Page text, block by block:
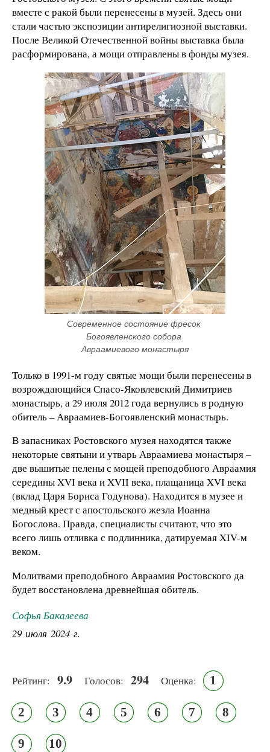
вместе с ракой были перенесены в музей. Здесь они
стали частью экспозиции антирелигиозной выставки.
После Великой Отечественной войны выставка была
расформирована, а мощи отправлены в фонды музея.
Современное состояние фресок
Богоявленского собора
Авраамиевого монастыря
Только в 1991-м году святые мощи были перенесены в
возрождающийся Спасо-Яковлевский Димитриев
монастырь, а 29 июля 2012 года вернулись в родную
обитель – Авраамиев-Богоявленский монастырь.
В запасниках Ростовского музея находятся также
некоторые святыни и утварь Авраамиева монастыря –
две вышитые пелены с мощей преподобного Авраамия
середины XVI века и XVII века, плащаница XVI века
(вклад Царя Бориса Годунова). Находится в музее и
медный крест с апостольского жезла Иоанна
Богослова. Правда, специалисты считают, что это
всего лишь отливка с подлинника, датируемая XIV-м
веком.
Молитвами преподобного Авраамия Ростовского да
будет восстановлена древнейшая обитель.
Софья Бакалеева
29 июля 2024 г.
Рейтинг: 9.9 Голосов: 294 Оценка: 1
2 3 4 5 6 7 8
9 10